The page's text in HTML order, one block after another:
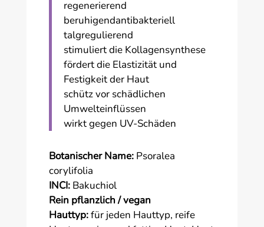
regenerierend
beruhigendantibakteriell
talgregulierend
stimuliert die Kollagensynthese
fördert die Elastizität und
Festigkeit der Haut
schütz vor schädlichen
Umwelteinflüssen
wirkt gegen UV-Schäden
Botanischer Name:Psoralea
corylifolia
INCI:Bakuchiol
Rein pflanzlich / vegan
Hauttyp:für jeden Hauttyp, reife